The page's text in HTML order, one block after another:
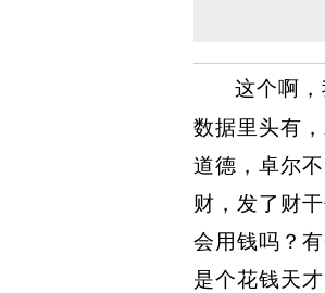
这个啊
数据里头有
道德，卓尔
财，发了财
会用钱吗？
是个花钱天